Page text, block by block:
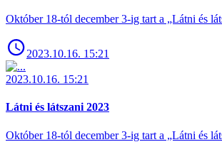
Október 18-tól december 3-ig tart a „Látni és
2023.10.16. 15:21
2023.10.16. 15:21
Látni és látszani 2023
Október 18-tól december 3-ig tart a „Látni és